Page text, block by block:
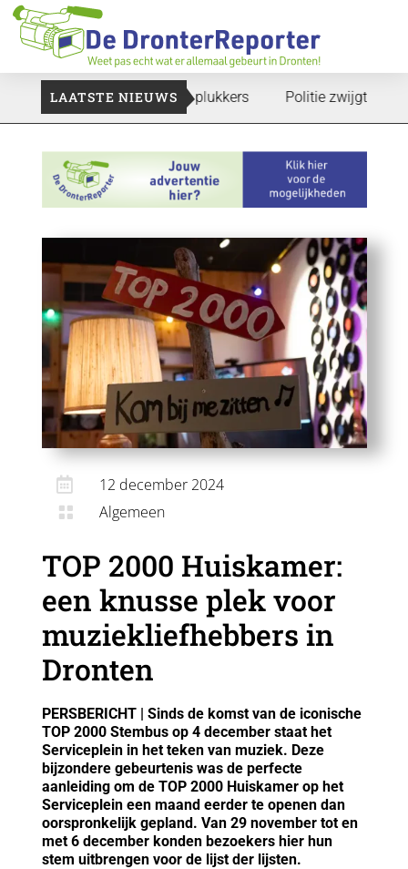
LAATSTE NIEUWS
Voedselbank zoekt plukkers Politie zwijgt nog over
 12 december 2024
 Algemeen
TOP 2000 Huiskamer:
een knusse plek voor
muziekliefhebbers in
Dronten
PERSBERICHT | Sinds de komst van de iconische
TOP 2000 Stembus op 4 december staat het
Serviceplein in het teken van muziek. Deze
bijzondere gebeurtenis was de perfecte
aanleiding om de TOP 2000 Huiskamer op het
Serviceplein een maand eerder te openen dan
oorspronkelijk gepland. Van 29 november tot en
met 6 december konden bezoekers hier hun
stem uitbrengen voor de lijst der lijsten.